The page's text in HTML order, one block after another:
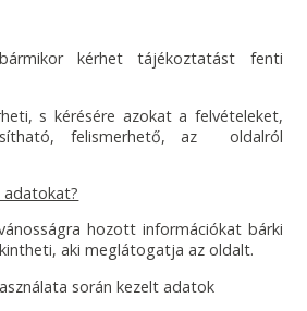
kérhet tájékoztatást fenti
s kérésére azokat a felvételeket,
felismerhető, az oldalról
adatokat?
hozott információkat bárki
aki meglátogatja az oldalt.
során kezelt adatok